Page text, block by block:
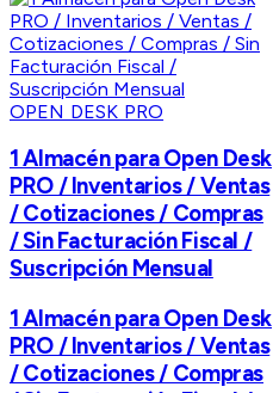
OPEN DESK PRO
1 Almacén para Open Desk
PRO / Inventarios / Ventas
/ Cotizaciones / Compras
/ Sin Facturación Fiscal /
Suscripción Mensual
1 Almacén para Open Desk
PRO / Inventarios / Ventas
/ Cotizaciones / Compras